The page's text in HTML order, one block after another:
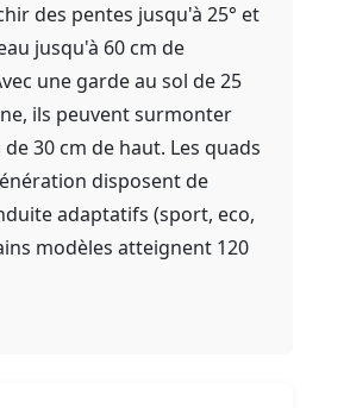
des pentes jusqu'à 25° et
jusqu'à 60 cm de
une garde au sol de 25
ils peuvent surmonter
30 cm de haut. Les quads
disposent de
adaptatifs (sport, eco,
modèles atteignent 120